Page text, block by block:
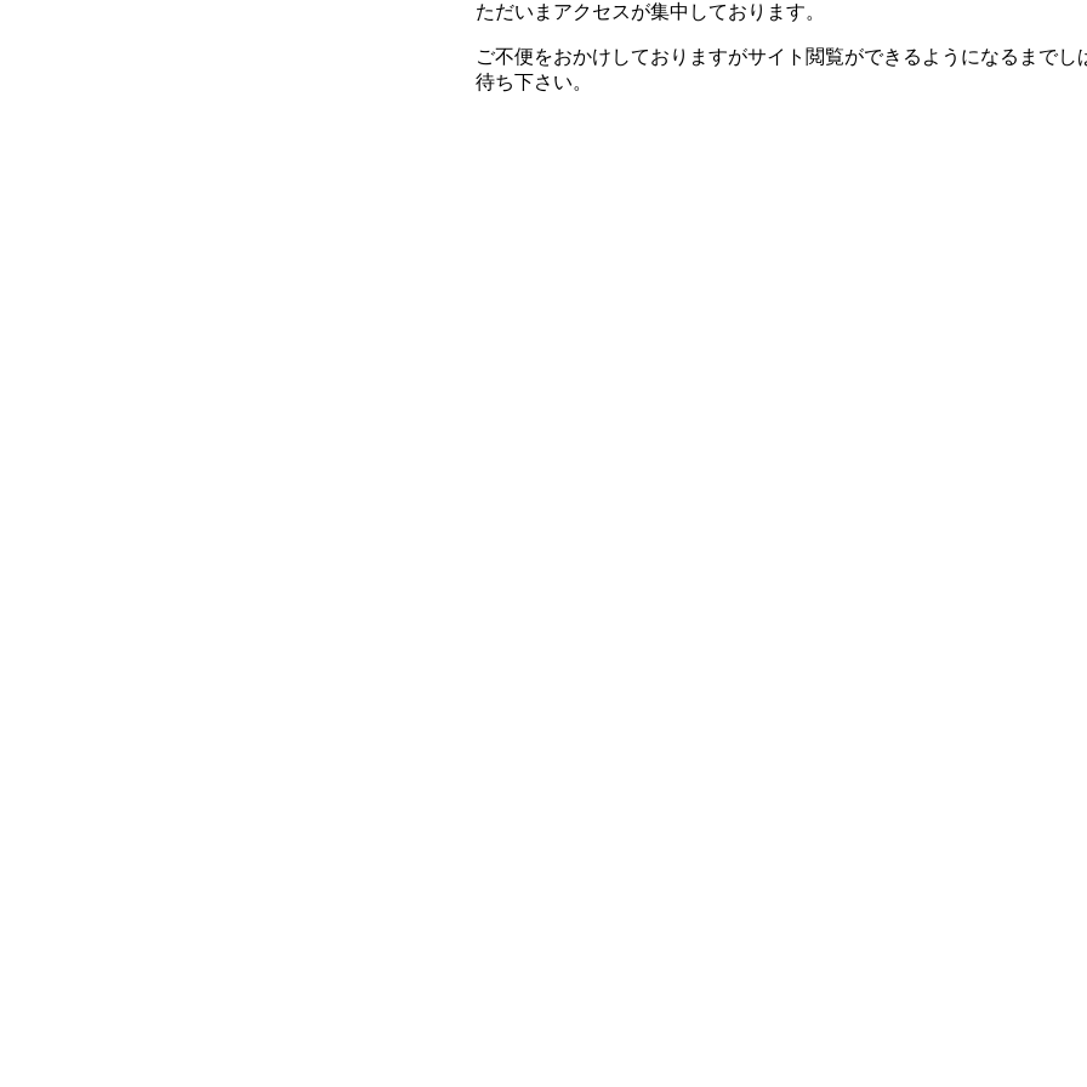
ただいまアクセスが集中しております。
ご不便をおかけしておりますがサイト閲覧ができるようになるまでし
待ち下さい。